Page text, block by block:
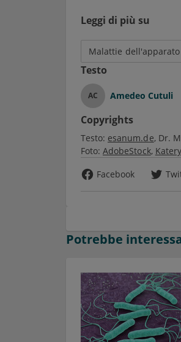
Leggi di più su
Malattie
Testo
AC Amedeo Cutuli
Copyrights
Testo: esanum.de Dr.
Foto: AdobeStock
Facebook
Potrebbe